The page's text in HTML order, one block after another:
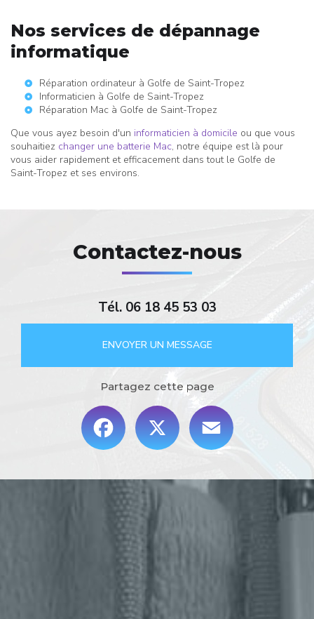
Nos services de dépannage
informatique
Réparation ordinateur à Golfe de Saint-Tropez
Informaticien à Golfe de Saint-Tropez
Réparation Mac à Golfe de Saint-Tropez
Que vous ayez besoin d'un informaticien à domicile ou que vous
souhaitiez changer une batterie Mac, notre équipe est là pour
vous aider rapidement et efficacement dans tout le Golfe de
Saint-Tropez et ses environs.
Contactez-nous
Tél. 06 18 45 53 03
ENVOYER UN MESSAGE
Partagez cette page
Facebook